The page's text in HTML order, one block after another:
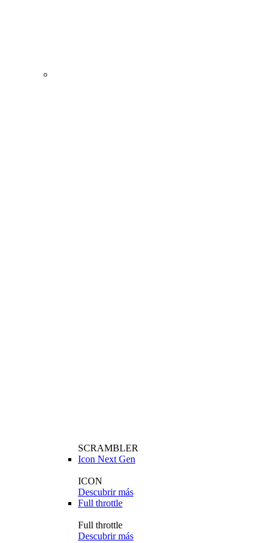
SCRAMBLER
Icon Next Gen
ICON
Descubrir más
Full throttle
Full throttle
Descubrir más